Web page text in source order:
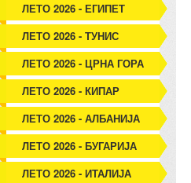
ЛЕТО 2026 - ЕГИПЕТ
ЛЕТО 2026 - ТУНИС
ЛЕТО 2026 - ЦРНА ГОРА
ЛЕТО 2026 - КИПАР
ЛЕТО 2026 - АЛБАНИЈА
ЛЕТО 2026 - БУГАРИЈА
ЛЕТО 2026 - ИТАЛИЈА